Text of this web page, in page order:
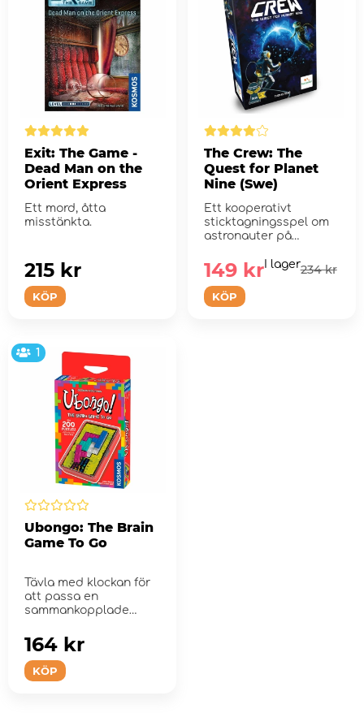
Exit: The Game -
Dead Man on the
Orient Express
Ett mord, åtta
misstänkta.
KÖP
215 kr
The Crew: The
Quest for Planet
Nine (Swe)
Ett kooperativt
sticktagningsspel om
astronauter på
rymdäventyr.
KÖP
234 kr
149 krI lager
1
Ubongo: The Brain
Game To Go
Tävla med klockan för
att passa en
sammankopplade
specif...
KÖP
164 kr